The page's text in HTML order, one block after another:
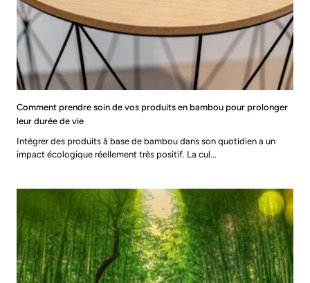
Comment prendre soin de vos produits en bambou pour prolonger
leur durée de vie
Intégrer des produits à base de bambou dans son quotidien a un
impact écologique réellement très positif. La cul...